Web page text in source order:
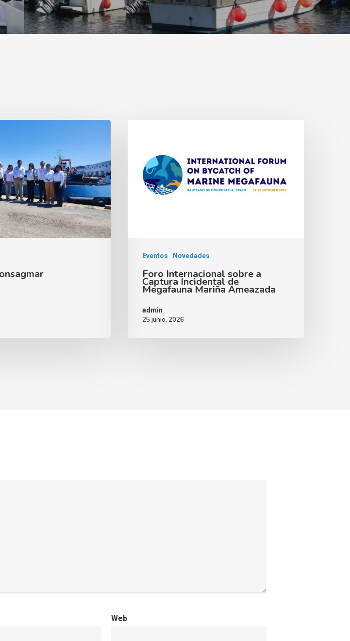
Eventos Novedades
Foro Internacional sobre a
Captura Incidental de
Megafauna Mariña Ameazada
admin
25 junio, 2026
Web